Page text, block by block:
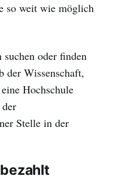
so weit wie möglich
oder finden
der Wissenschaft,
Hochschule
Stelle in der